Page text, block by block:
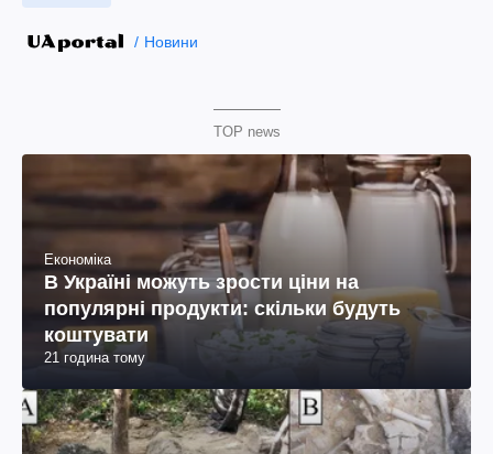
Новини
TOP news
Економіка
В Україні можуть зрости ціни на
популярні продукти: скільки будуть
коштувати
21 година тому